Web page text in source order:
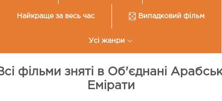
Найкраще за весь час Випадковий фільм
Усі жанри
фільми зняті в Об'єднані
Емірати